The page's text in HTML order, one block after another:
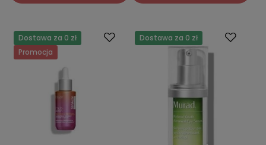
Dostawa za 0 zł
Promocja
Dostawa za 0 zł